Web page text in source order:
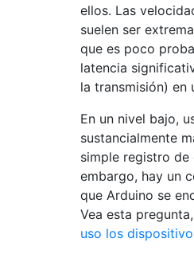
ellos. Las
suelen ser
que es poco
latencia
la transmisión) en
En un nivel bajo,
sustancialmente
simple registro de
embargo, hay un
que Arduino se
Vea esta
uso los